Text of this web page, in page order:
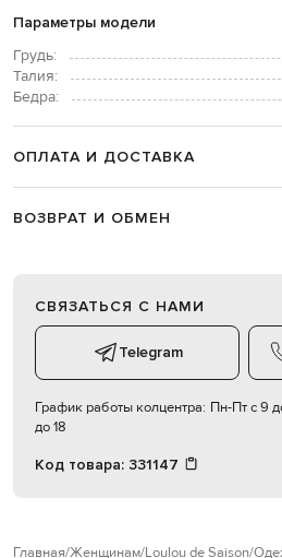
Параметры модели
Грудь:
Талия:
Бедра:
ОПЛАТА И ДОСТАВКА
ВОЗВРАТ И ОБМЕН
СВЯЗАТЬСЯ С НАМИ
Telegram
График работы колцентра: Пн-Пт с 9
до 18
Код товара: 331147
Главная Женщинам Loulou de Saison